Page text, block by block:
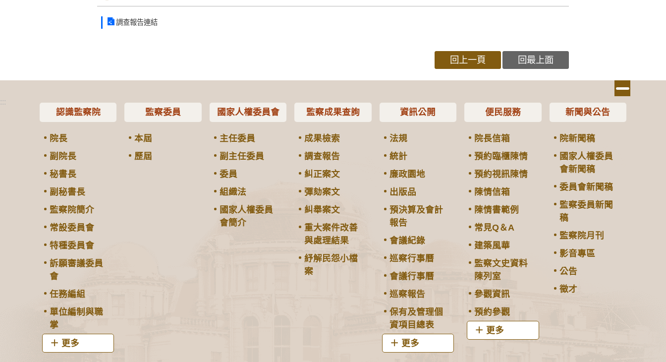
調查報告連結
回上一頁 回最上面
:::
認識監察院
院長
副院長
秘書長
副秘書長
監察院簡介
常設委員會
特種委員會
訴願審議委員
會
任務編組
單位編制與職
掌
更多
監察委員
本屆
歷屆
國家人權委員會
主任委員
副主任委員
委員
組織法
國家人權委員
會簡介
監察成果查詢
成果檢索
調查報告
糾正案文
彈劾案文
糾舉案文
重大案件改善
與處理結果
紓解民怨小檔
案
資訊公開
法規
統計
廉政園地
出版品
預決算及會計
報告
會議紀錄
巡察行事曆
會議行事曆
巡察報告
保有及管理個
資項目總表
更多
便民服務
院長信箱
預約臨櫃陳情
預約視訊陳情
陳情信箱
陳情書範例
常見Q＆A
建築風華
監察文史資料
陳列室
參觀資訊
預約參觀
更多
新聞與公告
院新聞稿
國家人權委員
會新聞稿
委員會新聞稿
監察委員新聞
稿
監察院月刊
影音專區
公告
徵才